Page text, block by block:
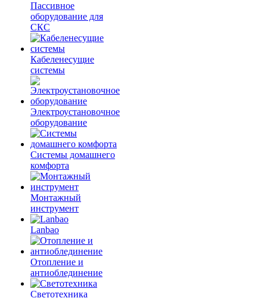
Пассивное
оборудование для
СКС
Кабеленесущие
системы
Электроустановочное
оборудование
Системы домашнего
комфорта
Монтажный
инструмент
Lanbao
Отопление и
антиоблединение
Светотехника